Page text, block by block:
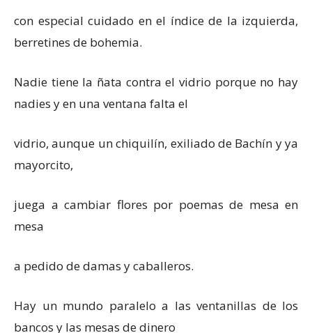
con especial cuidado en el índice de la izquierda,
berretines de bohemia.
Nadie tiene la ñata contra el vidrio porque no hay
nadies y en una ventana falta el
vidrio, aunque un chiquilín, exiliado de Bachín y ya
mayorcito,
juega a cambiar flores por poemas de mesa en
mesa
a pedido de damas y caballeros.
Hay un mundo paralelo a las ventanillas de los
bancos y las mesas de dinero